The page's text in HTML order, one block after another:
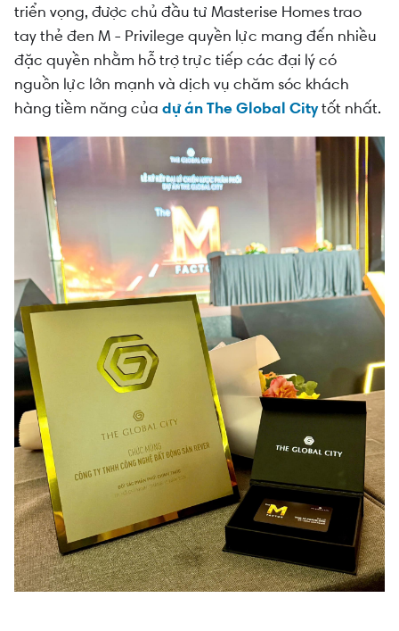
triển vọng, được chủ đầu tư Masterise Homes trao
tay thẻ đen M - Privilege quyền lực mang đến nhiều
đặc quyền nhằm hỗ trợ trực tiếp các đại lý có
nguồn lực lớn mạnh và dịch vụ chăm sóc khách
hàng tiềm năng của dự án The Global Citytốt nhất.